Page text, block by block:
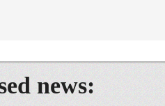
news: